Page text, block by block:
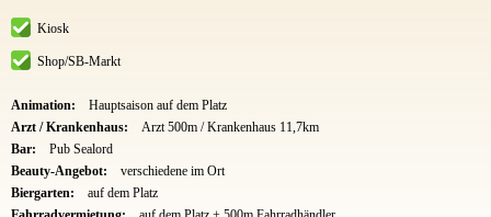
Kiosk
Shop/SB-Markt
Animation:
Hauptsaison auf dem Platz
Arzt / Krankenhaus:
Arzt 500m / Krankenhaus 11,7km
Bar:
Pub Sealord
Beauty-Angebot:
verschiedene im Ort
Biergarten:
auf dem Platz